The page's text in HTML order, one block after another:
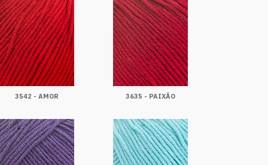
3542 - AMOR 3635 - PAIXÃO